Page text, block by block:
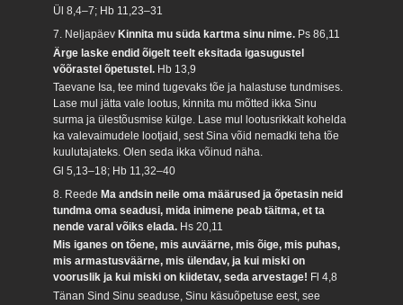
Ül 8,4–7; Hb 11,23–31
7. Neljapäev Kinnita mu süda kartma sinu nime. Ps 86,11
Ärge laske endid õigelt teelt eksitada igasugustel
võõrastel õpetustel. Hb 13,9
Taevane Isa, tee mind tugevaks tõe ja halastuse tundmises.
Lase mul jätta vale lootus, kinnita mu mõtted ikka Sinu
surma ja ülestõusmise külge. Lase mul lootusrikkalt kohelda
ka valevaimudele lootjaid, sest Sina võid nemadki teha tõe
kuulutajateks. Olen seda ikka võinud näha.
Gl 5,13–18; Hb 11,32–40
8. Reede Ma andsin neile oma määrused ja õpetasin neid
tundma oma seadusi, mida inimene peab täitma, et ta
nende varal võiks elada. Hs 20,11
Mis iganes on tõene, mis auväärne, mis õige, mis puhas,
mis armastusväärne, mis ülendav, ja kui miski on
vooruslik ja kui miski on kiidetav, seda arvestage! Fl 4,8
Tänan Sind Sinu seaduse, Sinu käsuõpetuse eest, see